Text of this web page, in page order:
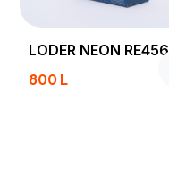
LODER NEON RE456
800L